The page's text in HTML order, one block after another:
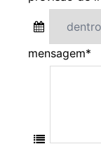
mensagem*